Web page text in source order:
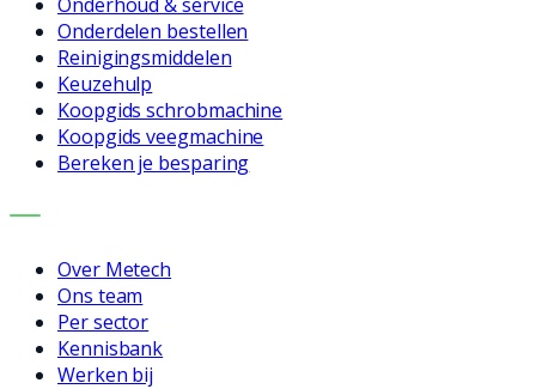
Onderdelen bestellen
Reinigingsmiddelen
Keuzehulp
Koopgids schrobmachine
Koopgids veegmachine
Bereken je besparing
BEDRIJF
Over Metech
Ons team
Per sector
Kennisbank
Werken bij